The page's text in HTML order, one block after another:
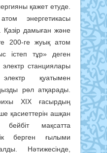
қажет етуде.
энергетикасы
дамыған және
200-ге жуық атом
істеп тұр» деген
станциялары
қуатымен
рөл атқарады.
XIX ғасырдың
қасиеттерін ашқан
мақсатта
берген ғылыми
Нәтижесінде,